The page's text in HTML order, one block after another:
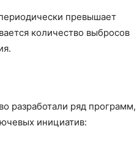
превышает
количество выбросов
разработали ряд программ,
инициатив: